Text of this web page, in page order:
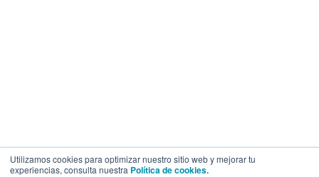
Utilizamos cookies para optimizar nuestro sitio web y mejorar tu
experiencias, consulta nuestra Política de cookies.